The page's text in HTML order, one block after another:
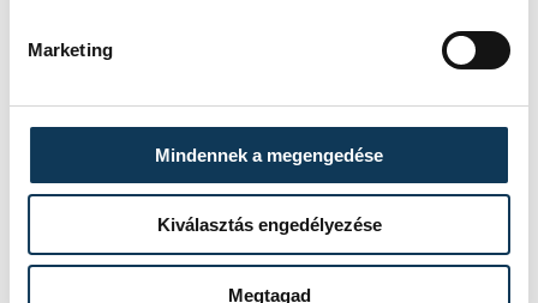
Marketing
Mindennek a megengedése
Kiválasztás engedélyezése
Megtagad
keddi látogatása során.
Játék közben fedezik fel
a tudomány világát a
veszprémi gyerekek
Látványos kísérletek, kreatív
feladatok és sok-sok élmény várja a